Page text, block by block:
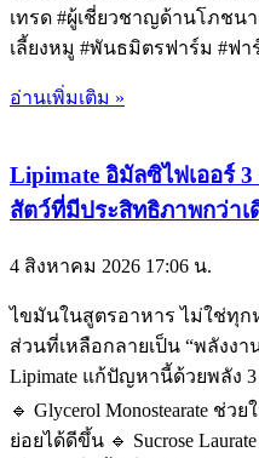
เทรด #ผู้เชี่ยวชาญด้านโภชน
เลี้ยงหมู #พันธมิตรฟาร์ม #ฟ
อ่านเพิ่มเติม »
Lipimate อิมัลซิไฟเออร์
สัตว์ที่มีประสิทธิภาพกว่าเ
4 สิงหาคม 2026 17:06 น.
ไขมันในสูตรอาหาร ไม่ใช่ทุ
ส่วนที่เหลือกลายเป็น “พลังงา
Lipimate แก้ปัญหานี้ด้วยพลัง
🔹 Glycerol Monostearate ช่
ย่อยได้ดีขึ้น 🔹 Sucrose